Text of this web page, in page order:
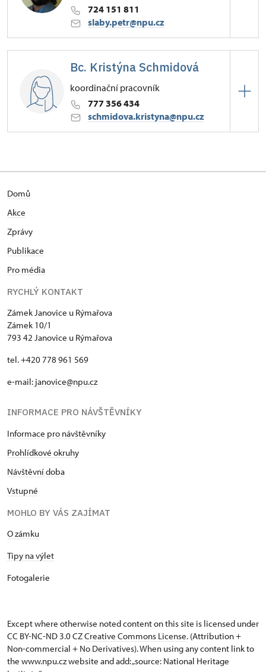
724 151 811
slaby.petr@npu.cz
Zámek 10/1, Janovice u Rýmařova
Bc. Kristýna Schmidová
koordinační pracovník
777 356 434
schmidova.kristyna@npu.cz
Domů
Akce
Zprávy
Publikace
Pro média
RYCHLÝ KONTAKT
Zámek Janovice u Rýmařova
Zámek 10/1
793 42 Janovice u Rýmařova
tel. +420 778 961 569
e-mail: janovice@npu.cz
INFORMACE PRO NÁVŠTĚVNÍKY
Informace pro návštěvníky
Prohlídkové okruhy
Návštěvní doba
Vstupné
MOHLO BY VÁS ZAJÍMAT
O zámku
Tipy na výlet
Fotogalerie
Except where otherwise noted content on this site is licensed under
CC BY-NC-ND 3.0 CZCreative Commons License. (Attribution +
Non-commercial + No Derivatives). When using any content link to
the www.npu.cz website and add: „source: National Heritage